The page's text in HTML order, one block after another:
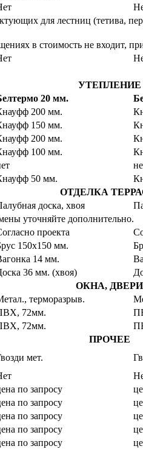
для лестниц (тетива,
в стоимость не входит,
УТЕПЛЕНИЕ
20 мм.
200 мм.
150 мм.
200 мм.
100 мм.
50 мм.
ОТДЕЛКА
доска, хвоя
уточняйте дополнительно.
проекта
150х150 мм.
14 мм.
36 мм. (хвоя)
ОКНА, ДВЕРИ
терморазрыв.
72мм.
72мм.
ПРОЧЕЕ
мет.
по запросу
по запросу
по запросу
по запросу
по запросу